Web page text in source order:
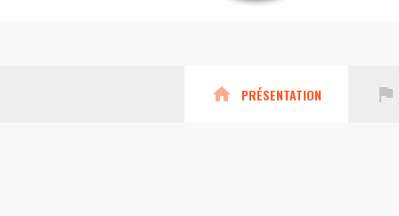
home PRÉSENTATION assistant_photo